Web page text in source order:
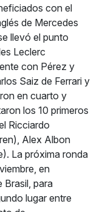
con el
de Mercedes
llevó el punto
Leclerc
con Pérez y
Saiz de Ferrari y
en cuarto y
los 10 primeros
Ricciardo
Alex Albon
La próxima ronda
en
Brasil, para
lugar entre